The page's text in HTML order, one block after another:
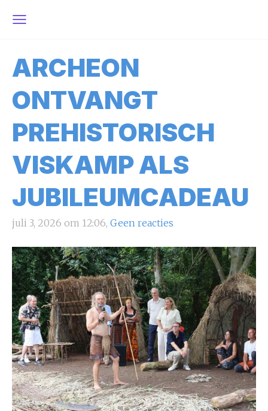
ARCHEON
ONTVANGT
PREHISTORISCH
VISKAMP ALS
JUBILEUMCADEAU
juli 3, 2026 om 12:06, Geen reacties